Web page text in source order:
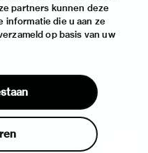
partners kunnen deze
informatie die u aan ze
op basis van uw